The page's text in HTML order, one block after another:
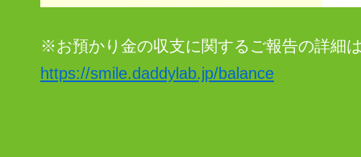
※お預かり金の収支に関するご報告の詳細
https://smile.daddylab.jp/balance